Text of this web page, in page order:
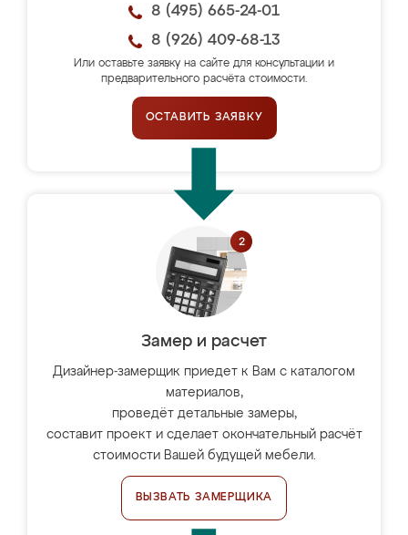
8 (495) 665-24-01
8 (926) 409-68-13
Или оставьте заявку на сайте для консультации и
предварительного расчёта стоимости.
ОСТАВИТЬ ЗАЯВКУ
Замер и расчет
Дизайнер-замерщик приедет к Вам с каталогом
материалов,
проведёт детальные замеры,
составит проект и сделает окончательный расчёт
стоимости Вашей будущей мебели.
ВЫЗВАТЬ ЗАМЕРЩИКА